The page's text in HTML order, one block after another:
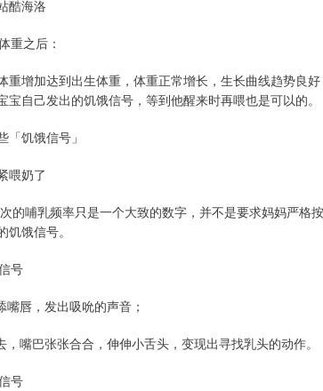
酷海洛
重之后：
重增加达到出生体重，体重正常增长，生长曲线趋势良
宝自己发出的饥饿信号，等到他醒来时再喂也是可以的。
「饥饿信号」
喂奶了
的哺乳频率只是一个大致的数字，并不是要求妈妈严格
饥饿信号。
号
嘴唇，发出吸吮的声音；
，嘴巴张张合合，伸伸小舌头，变现出寻找乳头的动作。
号